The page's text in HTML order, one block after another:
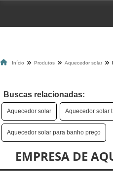
Início Produtos Aquecedor solar
Buscas relacionadas:
Aquecedor solar Aquecedor solar
Aquecedor solar para banho preço
EMPRESA DE